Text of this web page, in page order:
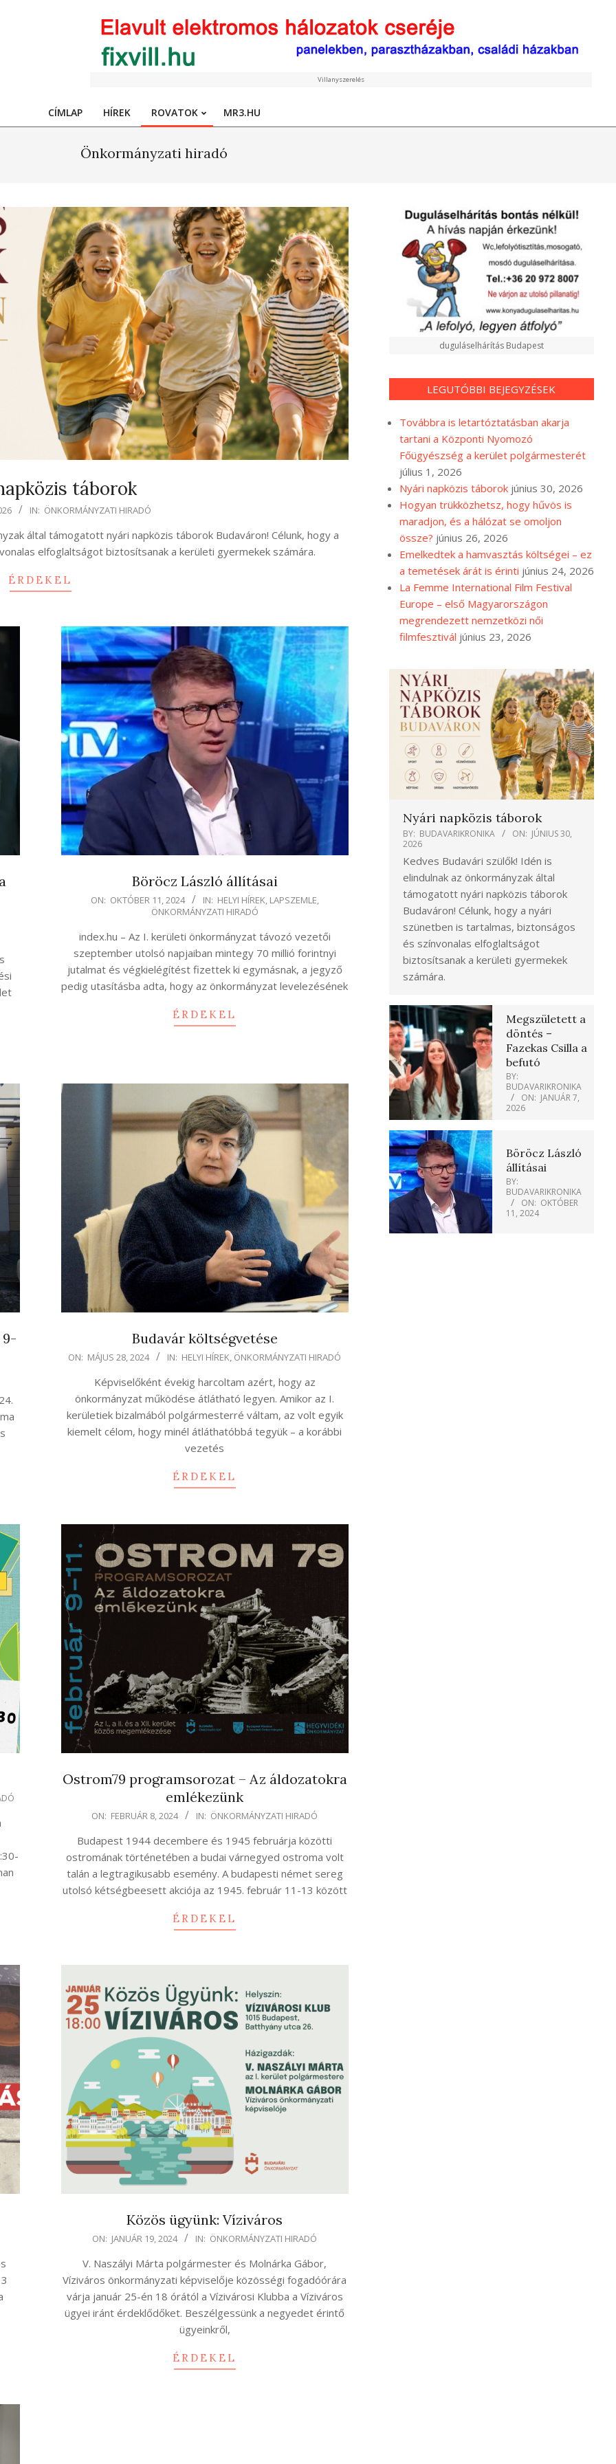
Villanyszerelés
Primary
Menu
CÍMLAP HÍREK ROVATOK MR3.HU
Önkormányzati hiradó
táborok
IN: ÖNKORMÁNYZATI HIRADÓ
által támogatott nyári napközis táborok Budaváron! Célunk, hogy a
elfoglaltságot biztosítsanak a kerületi gyermekek számára.
ÉRDEKEL
Böröcz László állításai
ON: OKTÓBER 11, 2024 IN: HELYI HÍREK, LAPSZEMLE,
ÖNKORMÁNYZATI HIRADÓ
index.hu – Az I. kerületi önkormányzat távozó vezetői
szeptember utolsó napjaiban mintegy 70 millió forintnyi
jutalmat és végkielégítést fizettek ki egymásnak, a jegyző
pedig utasításba adta, hogy az önkormányzat levelezésének
ÉRDEKEL
Budavár költségvetése
2024-
ON: MÁJUS 28, 2024 IN: HELYI HÍREK, ÖNKORMÁNYZATI HIRADÓ
Képviselőként évekig harcoltam azért, hogy az
önkormányzat működése átlátható legyen. Amikor az I.
kerületiek bizalmából polgármesterré váltam, az volt egyik
kiemelt célom, hogy minél átláthatóbbá tegyük – a korábbi
vezetés
ÉRDEKEL
Ostrom79 programsorozat – Az áldozatokra
emlékezünk
ON: FEBRUÁR 8, 2024 IN: ÖNKORMÁNYZATI HIRADÓ
Budapest 1944 decembere és 1945 februárja közötti
ostromának történetében a budai várnegyed ostroma volt
talán a legtragikusabb esemény. A budapesti német sereg
utolsó kétségbeesett akciója az 1945. február 11-13 között
ÉRDEKEL
Közös ügyünk: Víziváros
ON: JANUÁR 19, 2024 IN: ÖNKORMÁNYZATI HIRADÓ
V. Naszályi Márta polgármester és Molnárka Gábor,
Víziváros önkormányzati képviselője közösségi fogadóórára
várja január 25-én 18 órától a Vízivárosi Klubba a Víziváros
ügyei iránt érdeklődőket. Beszélgessünk a negyedet érintő
ügyeinkről,
ÉRDEKEL
duguláselhárítás Budapest
LEGUTÓBBI BEJEGYZÉSEK
Továbbra is letartóztatásban akarja
tartani a Központi Nyomozó
Főügyészség a kerület polgármesterét
július 1, 2026
Nyári napközis táborok június 30, 2026
Hogyan trükközhetsz, hogy hűvös is
maradjon, és a hálózat se omoljon
össze? június 26, 2026
Emelkedtek a hamvasztás költségei – ez
a temetések árát is érinti június 24, 2026
La Femme International Film Festival
Europe – első Magyarországon
megrendezett nemzetközi női
filmfesztivál június 23, 2026
Nyári napközis táborok
BY: BUDAVARIKRONIKA ON: JÚNIUS 30,
2026
Kedves Budavári szülők! Idén is
elindulnak az önkormányzak által
támogatott nyári napközis táborok
Budaváron! Célunk, hogy a nyári
szünetben is tartalmas, biztonságos
és színvonalas elfoglaltságot
biztosítsanak a kerületi gyermekek
számára.
Megszületett a
döntés –
Fazekas Csilla a
befutó
BY:
BUDAVARIKRONIKA
ON: JANUÁR 7,
2026
Böröcz László
állításai
BY:
BUDAVARIKRONIKA
ON: OKTÓBER
11, 2024